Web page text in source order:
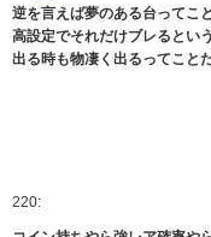
逆を言えば夢のある台ってこと
高設定でそれだけブレるとい
出る時も物凄く出るってこと
220: